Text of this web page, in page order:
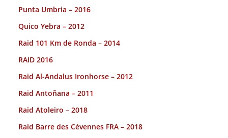
Punta Umbria – 2016
Quico Yebra – 2012
Raid 101 Km de Ronda – 2014
RAID 2016
Raid Al-Andalus Ironhorse – 2012
Raid Antoñana – 2011
Raid Atoleiro – 2018
Raid Barre des Cévennes FRA – 2018